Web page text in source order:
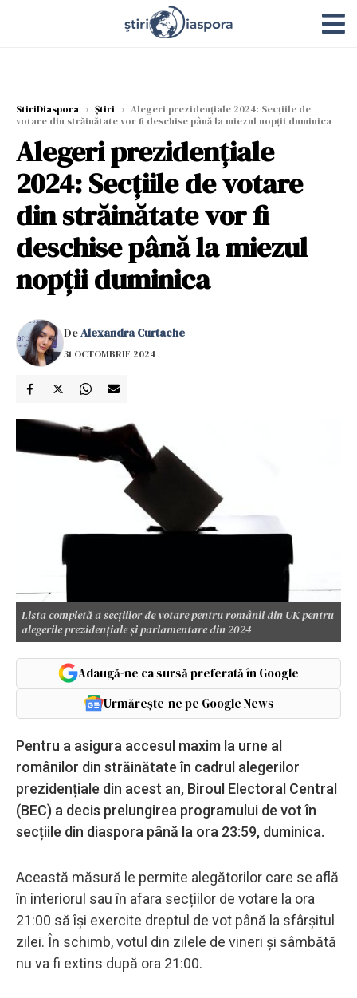
StiriDiaspora › Știri › Alegeri prezidențiale 2024: Secțiile de
votare din străinătate vor fi deschise până la miezul nopții duminica
Alegeri prezidențiale
2024: Secțiile de votare
din străinătate vor fi
deschise până la miezul
nopții duminica
DeAlexandra Curtache
31 OCTOMBRIE 2024
Lista completă a secțiilor de votare pentru românii din UK pentru
alegerile prezidențiale și parlamentare din 2024
Adaugă-ne ca sursă preferată în Google
Urmărește-ne pe Google News
Pentru a asigura accesul maxim la urne al
românilor din străinătate în cadrul alegerilor
prezidențiale din acest an, Biroul Electoral Central
(BEC) a decis prelungirea programului de vot în
secțiile din diaspora până la ora 23:59, duminica.
Această măsură le permite alegătorilor care se află
în interiorul sau în afara secțiilor de votare la ora
21:00 să își exercite dreptul de vot până la sfârșitul
zilei. În schimb, votul din zilele de vineri și sâmbătă
nu va fi extins după ora 21:00.